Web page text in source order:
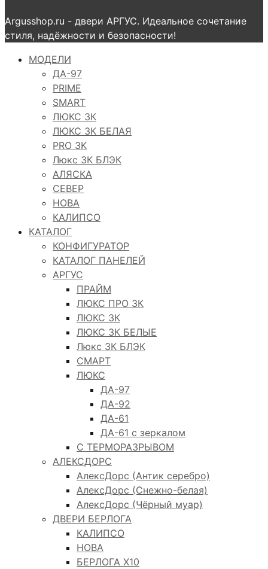
Argusshop.ru - двери АРГУС. Идеальное сочетание
стиля, надёжности и безопасности!
МОДЕЛИ
ДА-97
PRIME
SMART
ЛЮКС 3К
ЛЮКС 3К БЕЛАЯ
PRO 3K
Люкс 3К БЛЭК
АЛЯСКА
СЕВЕР
НОВА
КАЛИПСО
КАТАЛОГ
КОНФИГУРАТОР
КАТАЛОГ ПАНЕЛЕЙ
АРГУС
ПРАЙМ
ЛЮКС ПРО 3К
ЛЮКС 3К
ЛЮКС 3К БЕЛЫЕ
Люкс 3К БЛЭК
СМАРТ
ЛЮКС
ДА-97
ДА-92
ДА-61
ДА-61 с зеркалом
С ТЕРМОРАЗРЫВОМ
АЛЕКСДОРС
АлексДорс (Антик серебро)
АлексДорс (Снежно-белая)
АлексДорс (Чёрный муар)
ДВЕРИ БЕРЛОГА
КАЛИПСО
НОВА
БЕРЛОГА Х10